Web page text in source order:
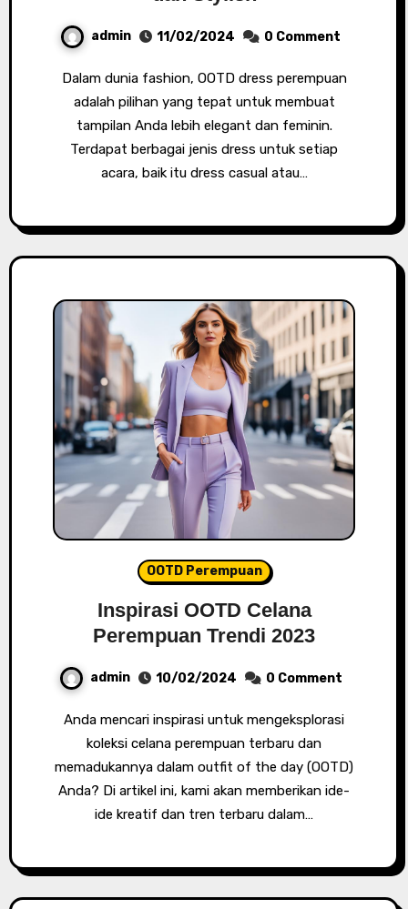
admin 11/02/2024 0 Comment
Dalam dunia fashion, OOTD dress perempuan
adalah pilihan yang tepat untuk membuat
tampilan Anda lebih elegant dan feminin.
Terdapat berbagai jenis dress untuk setiap
acara, baik itu dress casual atau…
OOTD Perempuan
Inspirasi OOTD Celana
Perempuan Trendi 2023
admin 10/02/2024 0 Comment
Anda mencari inspirasi untuk mengeksplorasi
koleksi celana perempuan terbaru dan
memadukannya dalam outfit of the day (OOTD)
Anda? Di artikel ini, kami akan memberikan ide-
ide kreatif dan tren terbaru dalam…